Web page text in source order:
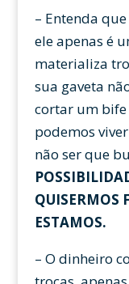
– Entenda
ele apenas é
materializa
sua gaveta
cortar um bife
podemos
não ser que
QUISERMOS
ESTAMOS.
– O dinheiro